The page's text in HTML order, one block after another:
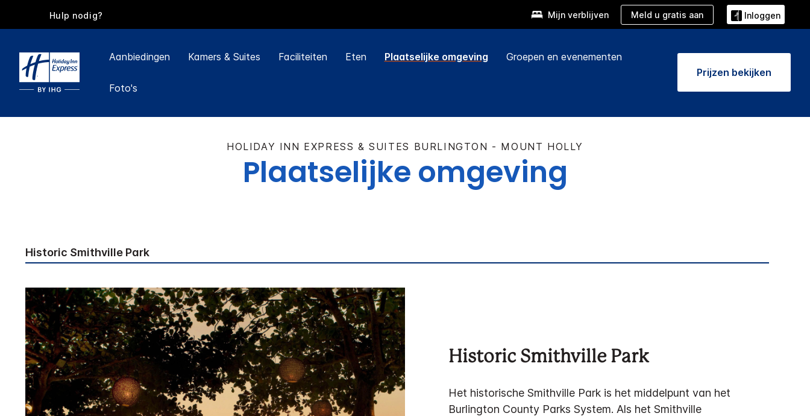
Hulp nodig? Mijn verblijven Meld u gratis aan Inloggen
Aanbiedingen Kamers & Suites Faciliteiten Eten Plaatselijke omgeving Groepen en evenementen
Foto's
Prijzen bekijken
HOLIDAY INN EXPRESS & SUITES BURLINGTON - MOUNT HOLLY
Plaatselijke omgeving
Historic Smithville Park
Historic Smithville Park
Het historische Smithville Park is het middelpunt van het
Burlington County Parks System. Als het Smithville